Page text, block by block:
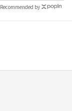
Recommended by